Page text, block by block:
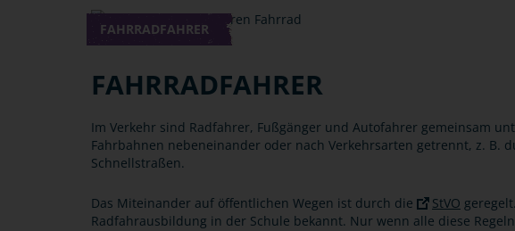
FAHRRADFAHRER
FAHRRADFAHRER
Im Verkehr sind Radfahrer, Fußgänger und Autofahrer gemeinsam
Fahrbahnen nebeneinander oder nach Verkehrsarten getrennt, z. B.
Schnellstraßen.
Das Miteinander auf öffentlichen Wegen ist durch die StVO
Radfahrausbildung in der Schule bekannt. Nur wenn alle diese